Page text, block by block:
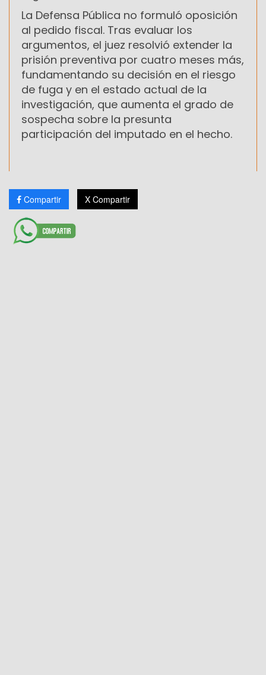
La Defensa Pública no formuló oposición
al pedido fiscal. Tras evaluar los
argumentos, el juez resolvió extender la
prisión preventiva por cuatro meses más,
fundamentando su decisión en el riesgo
de fuga y en el estado actual de la
investigación, que aumenta el grado de
sospecha sobre la presunta
participación del imputado en el hecho.
Compartir X Compartir